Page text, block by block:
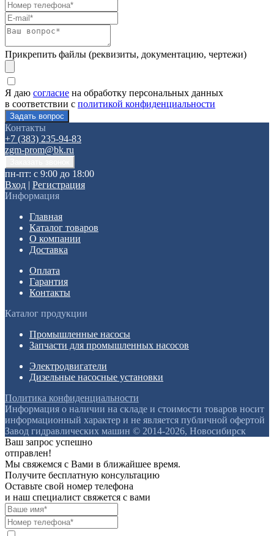
Прикрепить файлы (реквизиты, документацию, чертежи)
Я даю согласие на обработку персональных данных
в соответствии с политикой конфиденциальности
Контакты
+7 (383) 235-94-83
zgm-prom@bk.ru
пн-пт: с 9:00 до 18:00
Вход | Регистрация
Информация
Главная
Каталог товаров
О компании
Доставка
Оплата
Гарантия
Контакты
Каталог продукции
Промышленные насосы
Запчасти для промышленных насосов
Электродвигатели
Дизельные насосные установки
Политика конфиденциальности
Информация о наличии на складе и стоимости товаров носит
информационный характер и не является публичной офертой
Завод гидравлических машин © 2014-2026, Новосибирск
Ваш запрос успешно
отправлен!
Мы свяжемся с Вами в ближайшее время.
Получите бесплатную консультацию
Оставьте свой номер телефона
и наш специалист свяжется с вами